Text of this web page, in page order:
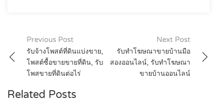
Post
navigation
Previous Post
รับจ้างโพสต์ที่ดินแบ่งขาย,
โพสต์ซื้อขายขายที่ดิน, รับ
โพสขายที่ดินต่อไร่
Next Post
รับทำโฆษณาขายบ้านมือ
สองออนไลน์, รับทำโฆษณา
ขายบ้านออนไลน์
Related Posts